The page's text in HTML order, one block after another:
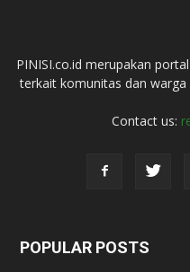
PINISI.co.id merupakan
terkait komunitas dan warga
Contact us:
POPULAR POSTS